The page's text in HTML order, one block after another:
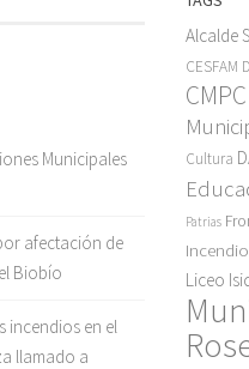
Municipales
afectación de
Biobío
incendios en el
llamado a
Alcalde
CESFAM
CMPC
Cultura
Patrias
Liceo